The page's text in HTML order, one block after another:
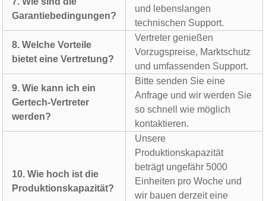
Garantiebedingungen?
und lebenslangen
technischen Support.
8. Welche Vorteile
bietet eine Vertretung?
Vertreter genießen
Vorzugspreise, Marktschutz
und umfassenden Support.
9. Wie kann ich ein
Gertech-Vertreter
werden?
Bitte senden Sie eine
Anfrage und wir werden Sie
so schnell wie möglich
kontaktieren.
10. Wie hoch ist die
Produktionskapazität?
Unsere
Produktionskapazität
beträgt ungefähr 5000
Einheiten pro Woche und
wir bauen derzeit eine